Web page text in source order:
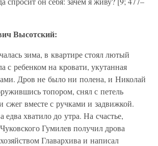
Высотский:
зима, в квартире стоял лютый
с ребенком на кровати, укутанная
Дров не было ни полена, и Николай
топором, снял с петель
сжег вместе с ручками и задвижкой.
едва хватило до утра. На счастье,
Гумилев получил дрова
Главархива и написал